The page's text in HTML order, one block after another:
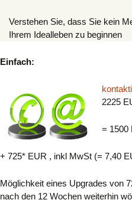
Verstehen Sie, dass Sie kein
Ihrem Idealleben zu beginnen
Einfach:
2225
= 1500
+ 725* EUR , inkl MwSt (= 7,40
Möglichkeit eines Upgrades von
nach den 12 Wochen weiterhin